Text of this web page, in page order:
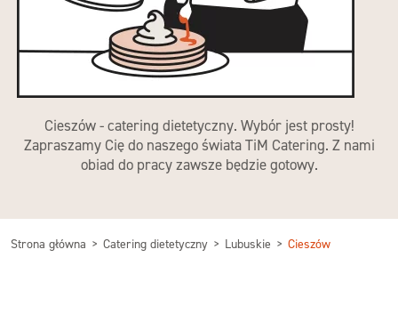
Cieszów - catering dietetyczny. Wybór jest prosty!
Zapraszamy Cię do naszego świata TiM Catering. Z nami
obiad do pracy zawsze będzie gotowy.
Strona główna Catering dietetyczny Lubuskie Cieszów